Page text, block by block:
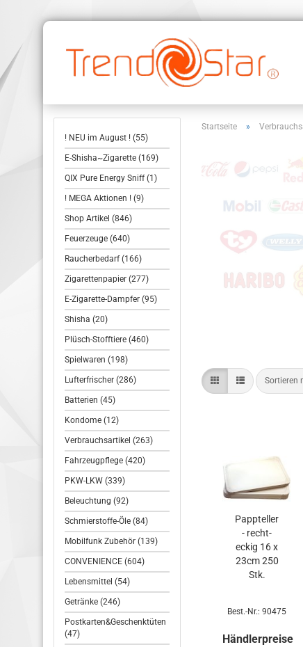
Startseite »
Sortieren
Papp­tel­ler
- recht­
eckig 16 x
23cm 250
Stk.
Best.-Nr.: 90475
Händlerpreise
! NEU im August ! (55)
E-Shisha~Zigarette (169)
QIX Pure Energy Sniff (1)
! MEGA Aktionen ! (9)
Shop Artikel (846)
Feuerzeuge (640)
Raucherbedarf (166)
Zigarettenpapier (277)
E-Zigarette-Dampfer (95)
Shisha (20)
Plüsch-Stofftiere (460)
Spielwaren (198)
Lufterfrischer (286)
Batterien (45)
Kondome (12)
Verbrauchsartikel (263)
Fahrzeugpflege (420)
PKW-LKW (339)
Beleuchtung (92)
Schmierstoffe-Öle (84)
Mobilfunk Zubehör (139)
CONVENIENCE (604)
Lebensmittel (54)
Getränke (246)
Postkarten&Geschenktüten
(47)